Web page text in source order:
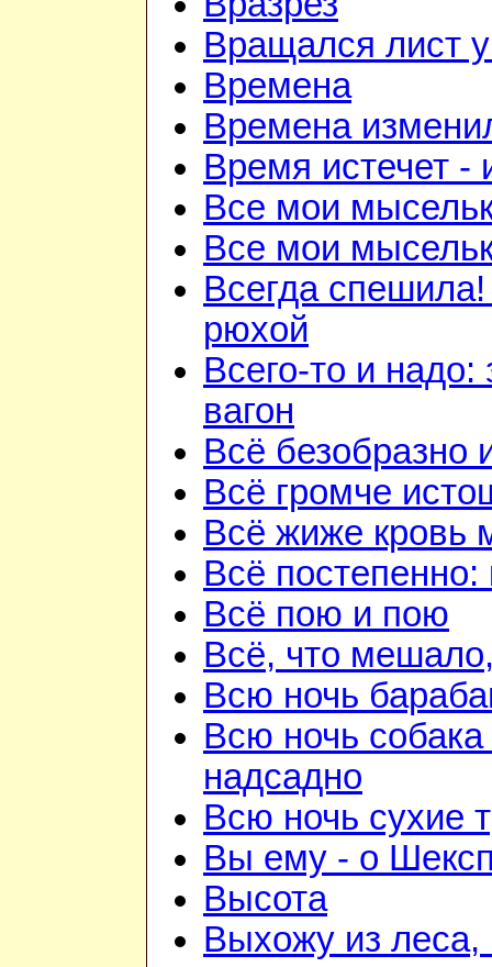
Вращался лист
Времена
Времена
Время истечет -
Все мои
Все мои
Всегда
рюхой
Всего-то и надо:
вагон
Всё безобразно
Всё громче
Всё жиже кровь
Всё постепенно:
Всё пою и пою
Всё, что
Всю ночь
Всю ночь
надсадно
Всю ночь сухие
Вы ему - о
Высота
Выхожу из леса,